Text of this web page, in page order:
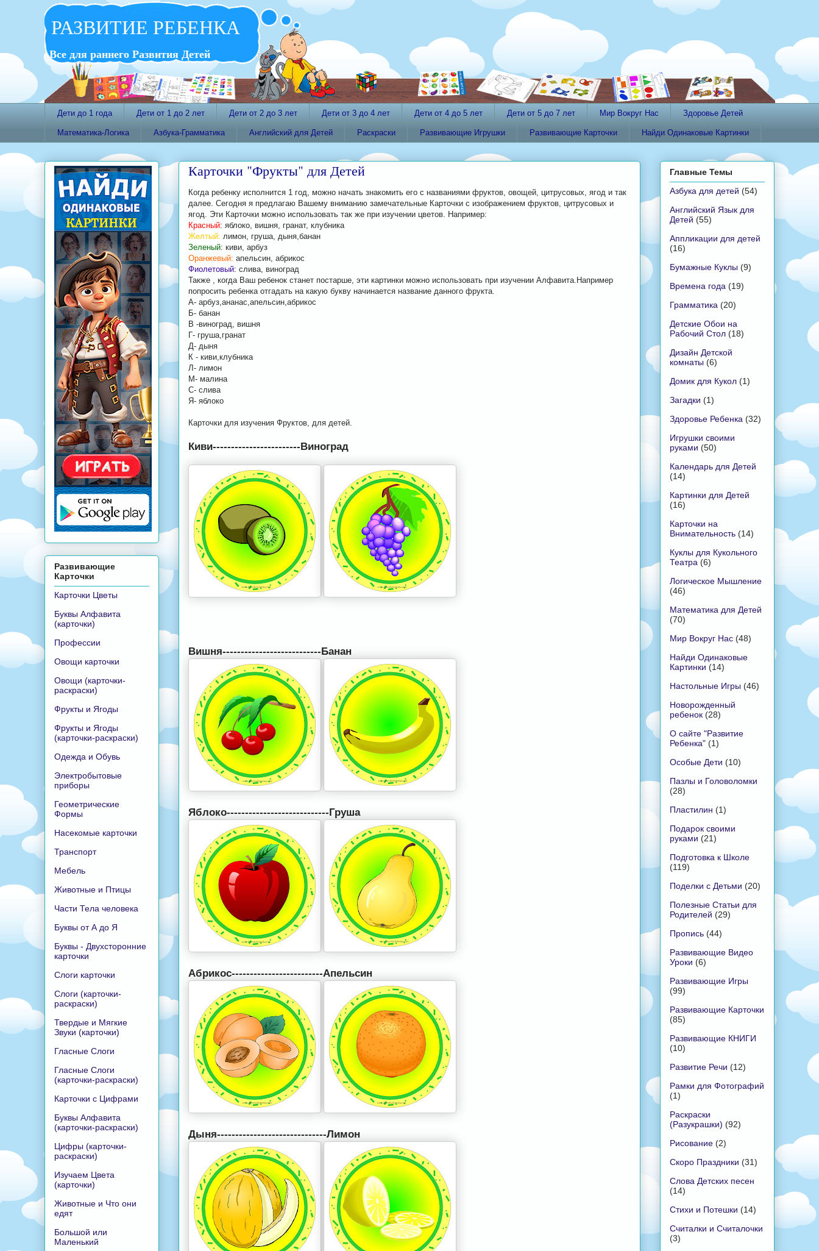
РАЗВИТИЕ РЕБЕНКА
Все для раннего Развития Детей
Дети до 1 года Дети от 1 до 2 лет Дети от 2 до 3 лет Дети от 3 до 4 лет Дети от 4 до 5 лет Дети от 5 до 7 лет Мир Вокруг Нас Здоровье Детей
Математика-Логика Азбука-Грамматика Английский для Детей Раскраски Развивающие Игрушки Развивающие Карточки Найди Одинаковые Картинки
Карточки "Фрукты" для Детей
Когда ребенку исполнится 1 год, можно начать знакомить его с названиями фруктов, овощей, цитрусовых, ягод и так
далее. Сегодня я предлагаю Вашему вниманию замечательные Карточки с изображением фруктов, цитрусовых и
ягод. Эти Карточки можно использовать так же при изучении цветов. Например:
Красный: яблоко, вишня, гранат, клубника
Желтый: лимон, груша, дыня,банан
Зеленый: киви, арбуз
Оранжевый: апельсин, абрикос
Фиолетовый: слива, виноград
Также , когда Ваш ребенок станет постарше, эти картинки можно использовать при изучении Алфавита.Например
попросить ребенка отгадать на какую букву начинается название данного фрукта.
А- арбуз,ананас,апельсин,абрикос
Б- банан
В -виноград, вишня
Г- груша,гранат
Д- дыня
К - киви,клубника
Л- лимон
М- малина
С- слива
Я- яблоко
Карточки для изучения Фруктов, для детей.
Киви------------------------Виноград
Вишня---------------------------Банан
Яблоко----------------------------Груша
Абрикос-------------------------Апельсин
Дыня------------------------------Лимон
Развивающие
Карточки
Карточки Цветы
Буквы Алфавита
(карточки)
Профессии
Овощи карточки
Овощи (карточки-
раскраски)
Фрукты и Ягоды
Фрукты и Ягоды
(карточки-раскраски)
Одежда и Обувь
Электробытовые
приборы
Геометрические
Формы
Насекомые карточки
Транспорт
Мебель
Животные и Птицы
Части Тела человека
Буквы от А до Я
Буквы - Двухсторонние
карточки
Слоги карточки
Слоги (карточки-
раскраски)
Твердые и Мягкие
Звуки (карточки)
Гласные Слоги
Гласные Слоги
(карточки-раскраски)
Карточки с Цифрами
Буквы Алфавита
(карточки-раскраски)
Цифры (карточки-
раскраски)
Изучаем Цвета
(карточки)
Животные и Что они
едят
Большой или
Маленький
Главные Темы
Азбука для детей (54)
Английский Язык для
Детей (55)
Аппликации для детей
(16)
Бумажные Куклы (9)
Времена года (19)
Грамматика (20)
Детские Обои на
Рабочий Стол (18)
Дизайн Детской
комнаты (6)
Домик для Кукол (1)
Загадки (1)
Здоровье Ребенка (32)
Игрушки своими
руками (50)
Календарь для Детей
(14)
Картинки для Детей
(16)
Карточки на
Внимательность (14)
Куклы для Кукольного
Театра (6)
Логическое Мышление
(46)
Математика для Детей
(70)
Мир Вокруг Нас (48)
Найди Одинаковые
Картинки (14)
Настольные Игры (46)
Новорожденный
ребенок (28)
О сайте "Развитие
Ребенка" (1)
Особые Дети (10)
Пазлы и Головоломки
(28)
Пластилин (1)
Подарок своими
руками (21)
Подготовка к Школе
(119)
Поделки с Детьми (20)
Полезные Статьи для
Родителей (29)
Пропись (44)
Развивающие Видео
Уроки (6)
Развивающие Игры
(99)
Развивающие Карточки
(85)
Развивающие КНИГИ
(10)
Развитие Речи (12)
Рамки для Фотографий
(1)
Раскраски
(Разукрашки) (92)
Рисование (2)
Скоро Праздники (31)
Слова Детских песен
(14)
Стихи и Потешки (14)
Считалки и Считалочки
(3)